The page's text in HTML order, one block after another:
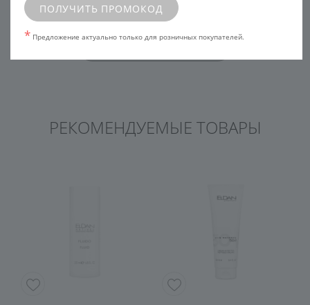
Продолжить чтение ниже
РЕКОМЕНДУЕМЫЕ ТОВАРЫ
ПОЛУЧИТЬ ПРОМОКОД
* Предложение актуально только для розничных покупателей.